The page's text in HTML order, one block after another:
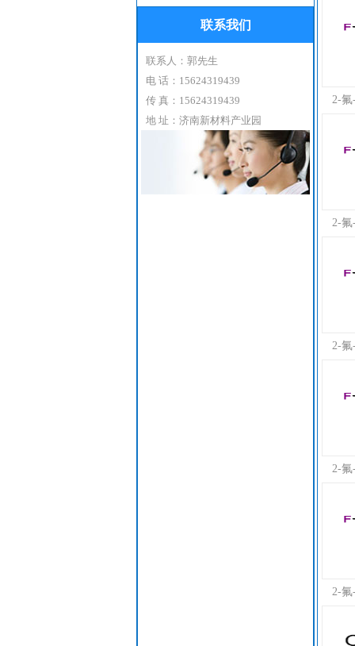
联系我们
联系人：郭先生
电 话：15624319439
传 真：15624319439
地 址：济南新材料产业园
2-氟
2-氟
2-氟
2-氟
2-氟